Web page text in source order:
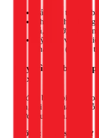
Bảng giá trên chỉ
Chi phí chưa bao
xả, giá đỡ, T chia
Kỹ thuật viên sẽ
phát sinh (nếu có)
Quy trình 5 bước lắp
1Fix
Để đảm bảo mọi công
toàn, đội ngũ của anh
bước tiêu chuẩn.
Bước 1: Khảo sát và tư